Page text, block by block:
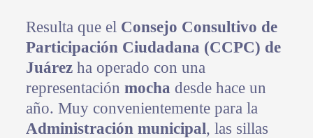
Resulta que el Consejo Consultivo de
Participación Ciudadana (CCPC) de
Juárezha operado con una
representación mocha desde hace un
año. Muy convenientemente para la
Administración municipal, las sillas